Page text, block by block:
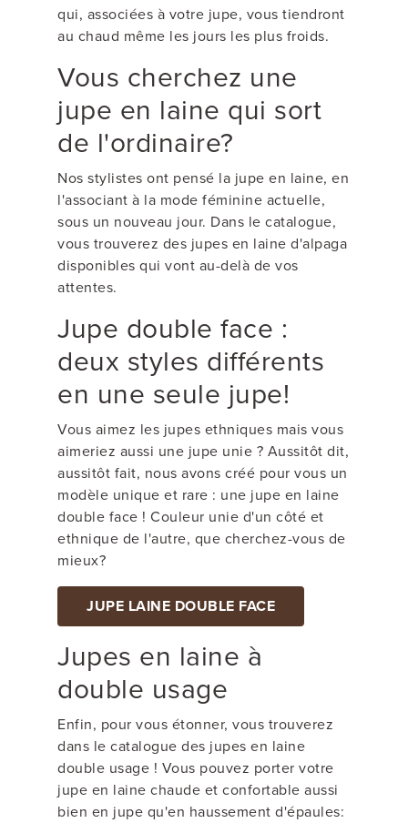
qui, associées à votre jupe, vous tiendront
au chaud même les jours les plus froids.
Vous cherchez une
jupe en laine qui sort
de l'ordinaire?
Nos stylistes ont pensé la jupe en laine, en
l'associant à la mode féminine actuelle,
sous un nouveau jour. Dans le catalogue,
vous trouverez des jupes en laine d'alpaga
disponibles qui vont au-delà de vos
attentes.
Jupe double face :
deux styles différents
en une seule jupe!
Vous aimez les jupes ethniques mais vous
aimeriez aussi une jupe unie ? Aussitôt dit,
aussitôt fait, nous avons créé pour vous un
modèle unique et rare : une jupe en laine
double face ! Couleur unie d'un côté et
ethnique de l'autre, que cherchez-vous de
mieux?
JUPE LAINE DOUBLE FACE
Jupes en laine à
double usage
Enfin, pour vous étonner, vous trouverez
dans le catalogue des jupes en laine
double usage ! Vous pouvez porter votre
jupe en laine chaude et confortable aussi
bien en jupe qu'en haussement d'épaules: